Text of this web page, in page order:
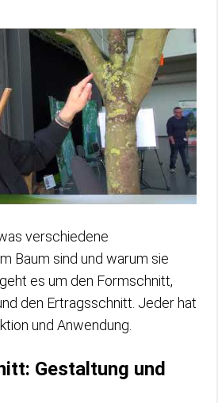
verschiedene
Baum sind und warum sie
es um den Formschnitt,
den Ertragsschnitt. Jeder hat
und Anwendung.
Gestaltung und